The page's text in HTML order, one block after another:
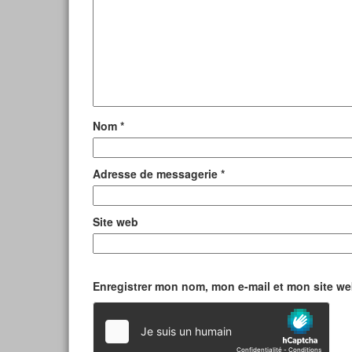
Nom *
Adresse de messagerie *
Site web
Enregistrer mon nom, mon e-mail et mon site